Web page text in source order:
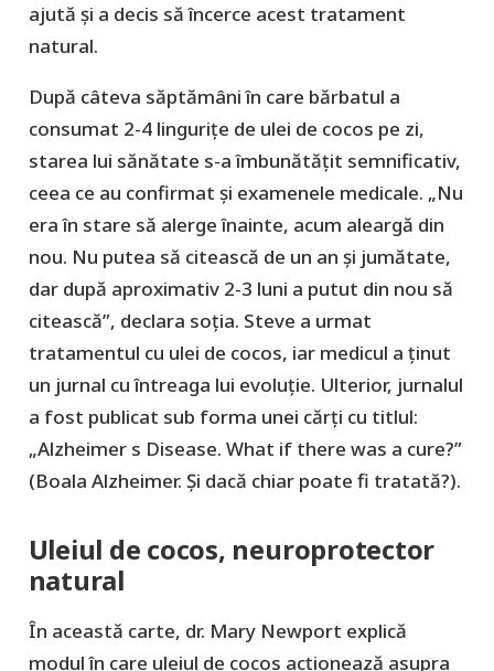
ajută și a decis să încerce acest tratament
natural.
După câteva săptămâni în care bărbatul a
consumat 2-4 lingurițe de ulei de cocos pe zi,
starea lui sănătate s-a îmbunătățit semnificativ,
ceea ce au confirmat și examenele medicale. „Nu
era în stare să alerge înainte, acum aleargă din
nou. Nu putea să citească de un an și jumătate,
dar după aproximativ 2-3 luni a putut din nou să
citească”, declara soția. Steve a urmat
tratamentul cu ulei de cocos, iar medicul a ținut
un jurnal cu întreaga lui evoluție. Ulterior, jurnalul
a fost publicat sub forma unei cărți cu titlul:
„Alzheimer s Disease. What if there was a cure?”
(Boala Alzheimer. Și dacă chiar poate fi tratată?).
Uleiul de cocos, neuroprotector
natural
În această carte, dr. Mary Newport explică
modul în care uleiul de cocos acționează asupra